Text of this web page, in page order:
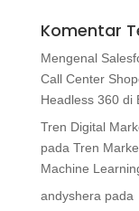
Komentar
Mengenal
Call Center
Headless 360 di
Tren Digital
pada Tren
Machine
andyshera pada